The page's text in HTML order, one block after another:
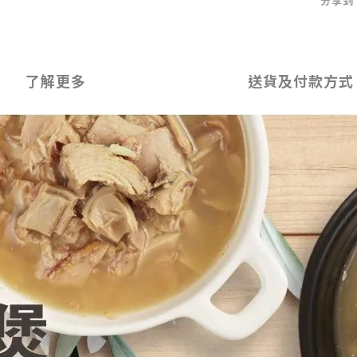
了解更多 送貨及付款方式